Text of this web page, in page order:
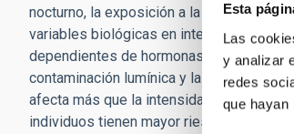
Esta
Las
y analizar
redes
que hayan
nocturno, la exposición a la luz nocturna
variables biológicas en intervalos
dependientes de hormonas, como la
contaminación lumínica y la salud
afecta más que la intensidad de la
individuos tienen mayor riesgo de